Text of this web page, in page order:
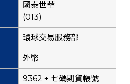
國泰世華
(013)
環球交易服務部
外幣
9362 + 七碼期貨帳號